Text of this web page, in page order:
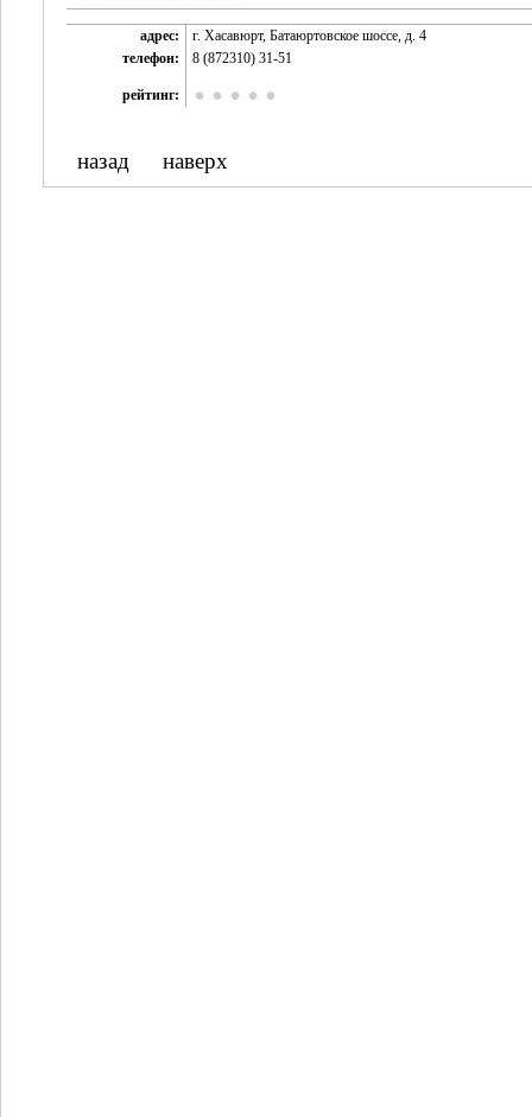
адрес:
г. Хасавюрт, Батаюртовское шоссе, д. 4
телефон:
8 (872310) 31-51
рейтинг:
назад наверх